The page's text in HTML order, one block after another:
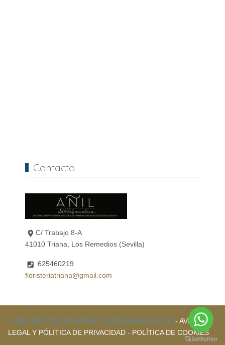
Contacto
C/ Trabajo 8-A
41010 Triana, Los Remedios (Sevilla)
625460219
floristeriatriana@gmail.com
© AÑIL BOUTIQUE FLORAL Y DECORACIÓN 2026.- AVISO
LEGAL Y PÓLITICA DE PRIVACIDAD - POLÍTICA DE COOKIES